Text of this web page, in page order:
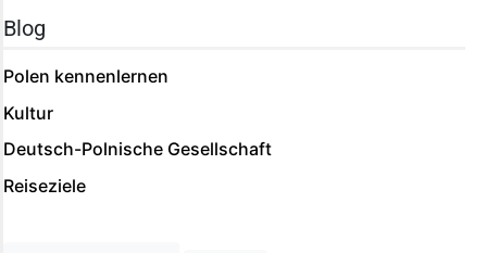
Blog
Polen kennenlernen
Kultur
Deutsch-Polnische Gesellschaft
Reiseziele